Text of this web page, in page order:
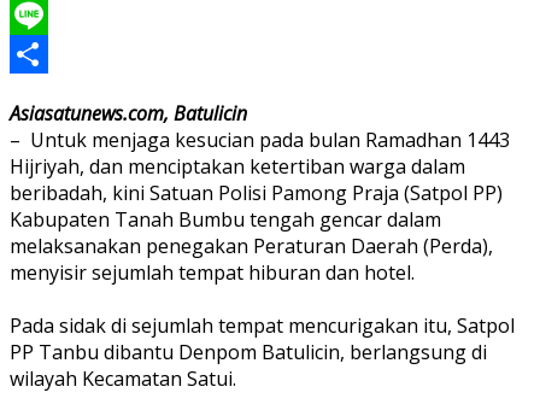
WhatsApp
Line
Asiasatunews.com, Batulicin
– Untuk menjaga kesucian pada bulan Ramadhan 1443
Hijriyah, dan menciptakan ketertiban warga dalam
beribadah, kini Satuan Polisi Pamong Praja (Satpol PP)
Kabupaten Tanah Bumbu tengah gencar dalam
melaksanakan penegakan Peraturan Daerah (Perda),
menyisir sejumlah tempat hiburan dan hotel.
Pada sidak di sejumlah tempat mencurigakan itu, Satpol
PP Tanbu dibantu Denpom Batulicin, berlangsung di
wilayah Kecamatan Satui.